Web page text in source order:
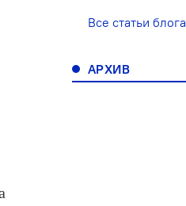
Все статьи блога
АРХИВ